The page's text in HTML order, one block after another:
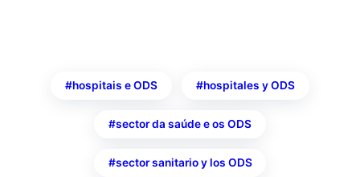
hospitais e ODS hospitales y ODS
sector da saúde e os ODS
sector sanitario y los ODS